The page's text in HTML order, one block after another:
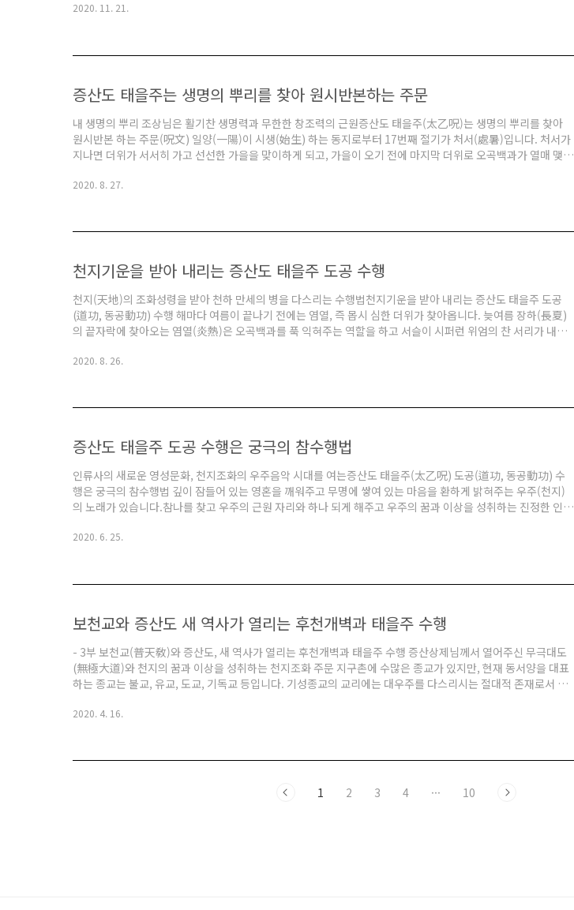
을 수행과 기도와 진리적 깨달음을 삶의 목적으로 삼았던 것이 인류의 창세 역사 시대 신교(神敎)의 영성문화입
2020. 11. 21.
증산도 태을주는 생명의 뿌리를 찾아 원시반본하는 주문
내 생명의 뿌리 조상님은 활기찬 생명력과 무한한 창조력의 근원증산도 태을주(太乙呪)는 생명의 뿌리를 찾아
원시반본 하는 주문(呪文) 일양(一陽)이 시생(始生) 하는 동지로부터 17번째 절기가 처서(處暑)입니다. 처서가
지나면 더위가 서서히 가고 선선한 가을을 맞이하게 되고, 가을이 오기 전에 마지막 더위로 오곡백과가 열매 맺는
본(原始返本)은 천지대자연의 이치입니다. 천지대자연의 이치는 봄에 생명을 낳고 가을이 되면 열매 하나를 맺
2020. 8. 27.
천지기운을 받아 내리는 증산도 태을주 도공 수행
천지(天地)의 조화성령을 받아 천하 만세의 병을 다스리는 수행법천지기운을 받아 내리는 증산도 태을주 도공
(道功, 동공動功) 수행 해마다 여름이 끝나기 전에는 염열, 즉 몹시 심한 더위가 찾아옵니다. 늦여름 장하(長夏)
의 끝자락에 찾아오는 염열(炎熱)은 오곡백과를 푹 익혀주는 역할을 하고 서슬이 시퍼런 위엄의 찬 서리가 내리
霜, 가을 서리)은 오곡백과를 열매 맺게 하지만, 찬 서리를 맞은 낙엽은 소리 없이 땅으로 떨어지게 됩니다. 봄과
2020. 8. 26.
증산도 태을주 도공 수행은 궁극의 참수행법
인류사의 새로운 영성문화, 천지조화의 우주음악 시대를 여는증산도 태을주(太乙呪) 도공(道功, 동공動功) 수
행은 궁극의 참수행법 깊이 잠들어 있는 영혼을 깨워주고 무명에 쌓여 있는 마음을 환하게 밝혀주는 우주(천지)
의 노래가 있습니다.참나를 찾고 우주의 근원 자리와 하나 되게 해주고 우주의 꿈과 이상을 성취하는 진정한 인간
때문에 누구도 예외 없이 천지의 광명과 밝음을 성취하는 태일(太一) 인간이 되어야 합니다. 대광명은 우주 생명
2020. 6. 25.
보천교와 증산도 새 역사가 열리는 후천개벽과 태을주 수행
- 3부 보천교(普天敎)와 증산도, 새 역사가 열리는 후천개벽과 태을주 수행 증산상제님께서 열어주신 무극대도
(無極大道)와 천지의 꿈과 이상을 성취하는 천지조화 주문 지구촌에 수많은 종교가 있지만, 현재 동서양을 대표
하는 종교는 불교, 유교, 도교, 기독교 등입니다. 기성종교의 교리에는 대우주를 다스리시는 절대적 존재로서 우
니다. 2부에서도 언급됐듯이 유교와 불교와 도교와 기독교 등에서 말하는 우주의 통치자는 종교마다 따로 존재
2020. 4. 16.
1 2 3 4 ··· 10